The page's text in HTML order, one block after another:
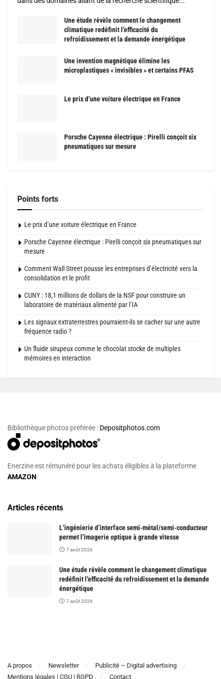
Une étude révèle comment le changement
climatique redéfinit l’efficacité du
refroidissement et la demande énergétique
Une invention magnétique élimine les
microplastiques « invisibles » et certains PFAS
Le prix d’une voiture électrique en France
Porsche Cayenne électrique : Pirelli conçoit six
pneumatiques sur mesure
Points forts
Le prix d’une voiture électrique en France
Porsche Cayenne électrique : Pirelli conçoit six pneumatiques sur
mesure
Comment Wall Street pousse les entreprises d’électricité vers la
consolidation et le profit
CUNY : 18,1 millions de dollars de la NSF pour construire un
laboratoire de matériaux alimenté par l’IA
Les signaux extraterrestres pourraient-ils se cacher sur une autre
fréquence radio ?
Un fluide sirupeux comme le chocolat stocke de multiples
mémoires en interaction
Bibliothèque photos préférée : Depositphotos.com
Enerzine est rémunéré pour les achats éligibles à la plateforme
AMAZON
Articles récents
L’ingénierie d’interface semi-métal/semi-conducteur
permet l’imagerie optique à grande vitesse
7 août 2026
Une étude révèle comment le changement climatique
redéfinit l’efficacité du refroidissement et la demande
énergétique
7 août 2026
A propos Newsletter
Publicité – Digital advertising
Mentions légales | CGU | RGPD
Contact